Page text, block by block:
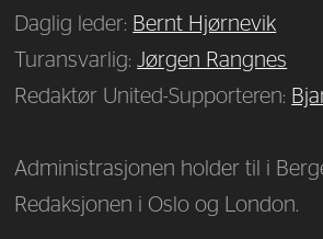
Daglig leder: Bernt Hjørnevik
Turansvarlig:Jørgen Rangnes
Redaktør United-Supporteren:
Administrasjonen holder til i
Redaksjonen i Oslo og London.